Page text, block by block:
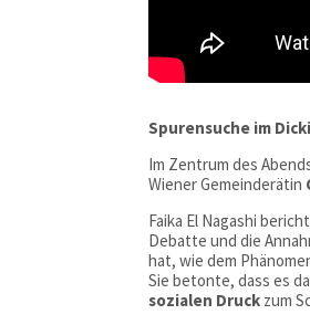
Spurensuche im
Im Zentrum des
Wiener Gemeinderätin
Faika El Nagashi
Debatte und die
hat, wie dem
Sie betonte, dass es
sozialen Druck zum